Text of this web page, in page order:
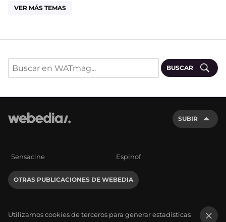
VER MÁS TEMAS
BUSCAR
SUBIR
Sensacine Espinof
OTRAS PUBLICACIONES DE WEBEDIA
Utilizamos cookies de terceros para generar estadísticas